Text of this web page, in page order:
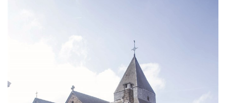
Gruppen und Reiseveranstalter